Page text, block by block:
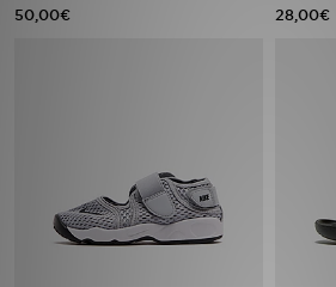
50,00€ 28,00€
Minun viestini